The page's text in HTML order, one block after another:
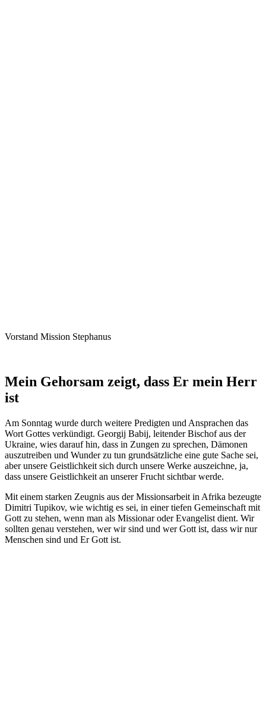
Vorstand Mission Stephanus
Mein Gehorsam zeigt, dass Er mein Herr
ist
Am Sonntag wurde durch weitere Predigten und Ansprachen das
Wort Gottes verkündigt. Georgij Babij, leitender Bischof aus der
Ukraine, wies darauf hin, dass in Zungen zu sprechen, Dämonen
auszutreiben und Wunder zu tun grundsätzliche eine gute Sache sei,
aber unsere Geistlichkeit sich durch unsere Werke auszeichne, ja,
dass unsere Geistlichkeit an unserer Frucht sichtbar werde.
Mit einem starken Zeugnis aus der Missionsarbeit in Afrika bezeugte
Dimitri Tupikov, wie wichtig es sei, in einer tiefen Gemeinschaft mit
Gott zu stehen, wenn man als Missionar oder Evangelist dient. Wir
sollten genau verstehen, wer wir sind und wer Gott ist, dass wir nur
Menschen sind und Er Gott ist.